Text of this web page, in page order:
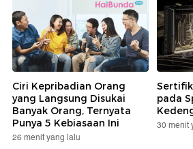
Ciri Kepribadian Orang
yang Langsung Disukai
Banyak Orang, Ternyata
Punya 5 Kebiasaan Ini
26 menit yang lalu
pada
30 menit